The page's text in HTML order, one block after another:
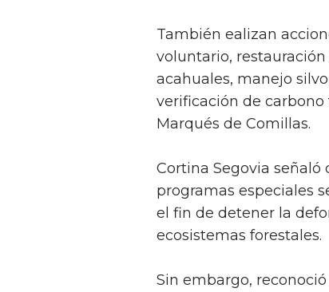
También ealizan
voluntario,
acahuales, manejo
verificación de carbono
Marqués de Comillas.
Cortina Segovia
programas especiales
el fin de detener la
ecosistemas forestales.
Sin embargo,